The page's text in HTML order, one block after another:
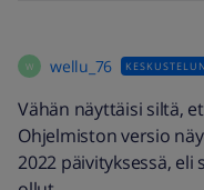
W wellu_76
Vähän näyttäisi siltä,
Ohjelmiston versio
2022 päivityksessä, eli